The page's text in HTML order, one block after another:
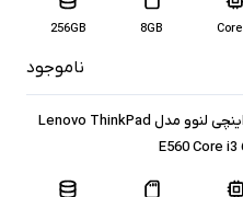
8GB
256GB
ناموجود
لپ تاپ استوک 15.6 اینچی لنوو مدل Lenovo ThinkPad
E560 Core i3